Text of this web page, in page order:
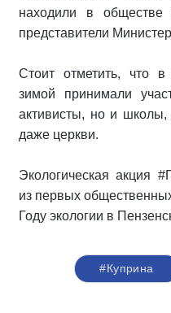
находили в обществе
представители
Стоит отметить, что
зимой принимали
активисты, но и школы,
даже церкви.
Экологическая акция
из первых
Году экологии в
#Куприна